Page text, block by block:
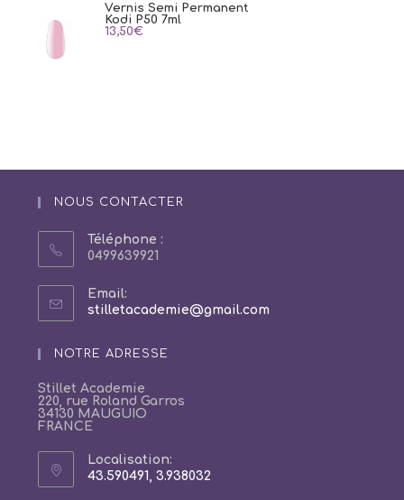
Vernis Semi Permanent
Kodi P50 7ml
13,50€
NOUS CONTACTER
Téléphone :
0499639921
Email:
stilletacademie@gmail.comS’ouvre
NOTRE ADRESSE
Stillet Academie
220, rue Roland Garros
34130 MAUGUIO
FRANCE
Localisation:
43.590491, 3.938032